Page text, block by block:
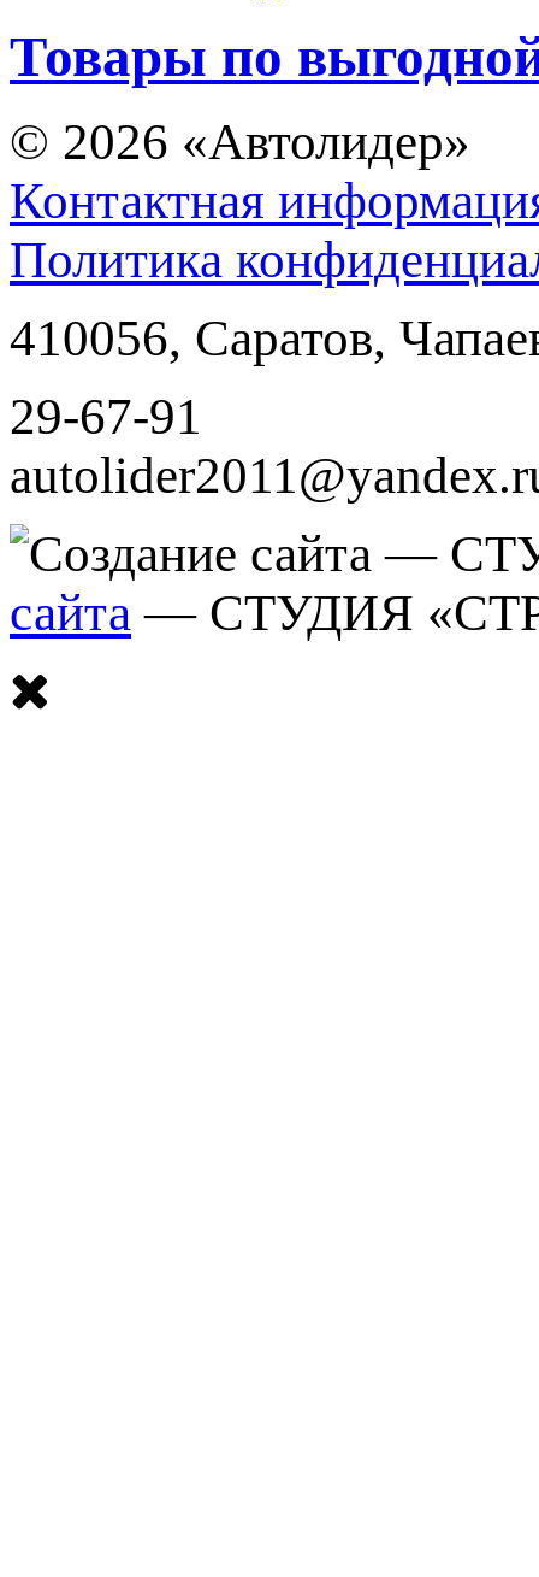
Товары по
© 2026 «Автолидер»
Контактная
Политика
410056, Саратов,
29-67-91
сайта — СТУДИЯ